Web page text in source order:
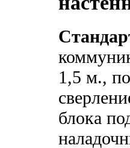
1,5 м.,
блока